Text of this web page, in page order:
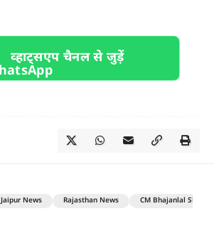
व्हाट्सएप चैनल से जुड़ें
Jaipur News Rajasthan News CM Bhajanlal